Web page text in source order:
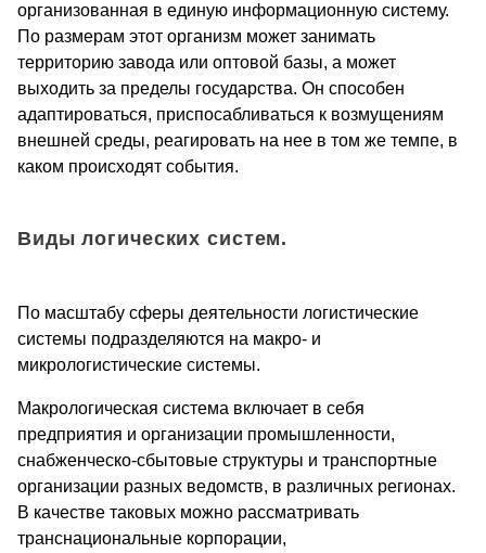
организованная в единую информационную систему.
По размерам этот организм может занимать
территорию завода или оптовой базы, а может
выходить за пределы государства. Он способен
адаптироваться, приспосабливаться к возмущениям
внешней среды, реагировать на нее в том же темпе, в
каком происходят события.
Виды логических систем.
По масштабу сферы деятельности логистические
системы подразделяются на макро- и
микрологистические системы.
Макрологическая система включает в себя
предприятия и организации промышленности,
снабженческо-сбытовые структуры и транспортные
организации разных ведомств, в различных регионах.
В качестве таковых можно рассматривать
транснациональные корпорации,